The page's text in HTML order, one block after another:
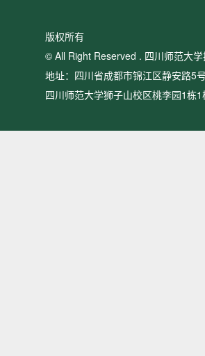
版权所有
© All Right Reserved . 四川师范大
地址：四川省成都市锦江区静安路5号
四川师范大学狮子山校区桃李园1栋1